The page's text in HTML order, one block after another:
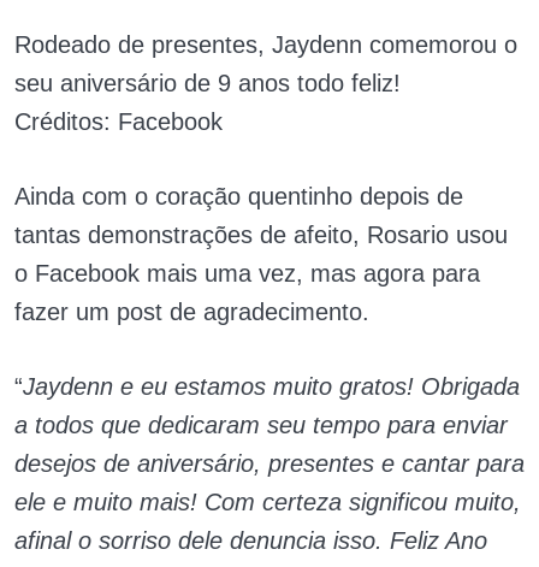
Rodeado de presentes, Jaydenn comemorou o
seu aniversário de 9 anos todo feliz!
Créditos: Facebook
Ainda com o coração quentinho depois de
tantas demonstrações de afeito, Rosario usou
o Facebook mais uma vez, mas agora para
fazer um post de agradecimento.
“Jaydenn e eu estamos muito gratos! Obrigada
a todos que dedicaram seu tempo para enviar
desejos de aniversário, presentes e cantar para
ele e muito mais! Com certeza significou muito,
afinal o sorriso dele denuncia isso. Feliz Ano